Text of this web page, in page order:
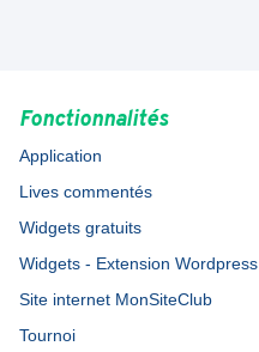
Fonctionnalités
Application
Lives commentés
Widgets gratuits
Widgets - Extension Wordpress
Site internet MonSiteClub
Tournoi